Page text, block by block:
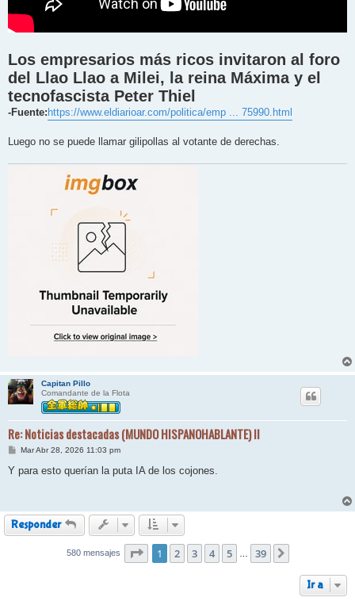
Los empresarios más ricos invitaron al foro
del Llao Llao a Milei, la reina Máxima y el
tecnofascista Peter Thiel
-Fuente: https://www.eldiarioar.com/politica/emp ... 75990.html
Luego no se puede llamar gilipollas al votante de derechas.
Capitan Pillo
Comandante de la Flota
Re: Noticias destacadas (MUNDO HISPANOHABLANTE) II
M
n
s
Mar Abr 28, 2026 11:03 pm
Y para esto querían la puta IA de los cojones.
Responder
580 mensajes Página1 de 39
1 2 3 4 5 39
Ir a